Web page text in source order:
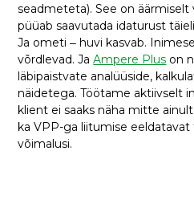
seadmeteta). See on äärmiselt
püüab saavutada idaturust
Ja ometi ‒ huvi kasvab.
võrdlevad. JaAmpere Plus on
läbipaistvate analüüside,
näidetega. Töötame aktiivselt
klient ei saaks näha mitte
ka VPP-ga liitumise eeldatavat
võimalusi.